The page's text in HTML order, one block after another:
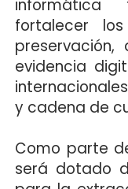
informática
fortalecer
evidencia
y cadena de
Como parte
será dotado